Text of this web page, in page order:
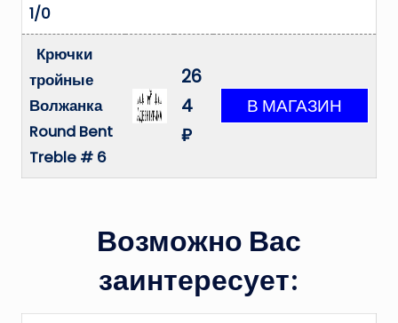
1/0
Крючки
тройные
Волжанка
Round Bent
Treble # 6
26
4
₽
Возможно Вас
заинтересует: